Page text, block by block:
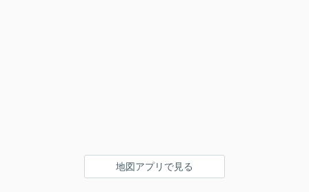
地図アプリで見る